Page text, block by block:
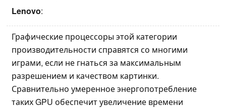
Lenovo:
Графические процессоры этой категории
производительности справятся со многими
играми, если не гнаться за максимальным
разрешением и качеством картинки.
Сравнительно умеренное энергопотребление
таких GPU обеспечит увеличение времени